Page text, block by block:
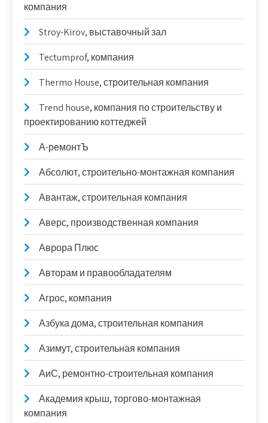
компания
Stroy-Kirov, выставочный зал
Tectumprof, компания
Thermo House, строительная компания
Trend house, компания по строительству и
проектированию коттеджей
А-ремонтЪ
Абсолют, строительно-монтажная компания
Авантаж, строительная компания
Аверс, производственная компания
Аврора Плюс
Авторам и правообладателям
Агрос, компания
Азбука дома, строительная компания
Азимут, строительная компания
АиС, ремонтно-строительная компания
Академия крыш, торгово-монтажная
компания